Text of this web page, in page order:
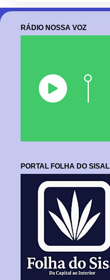
RÁDIO NOSSA VOZ
PORTAL FOLHA DO SISAL